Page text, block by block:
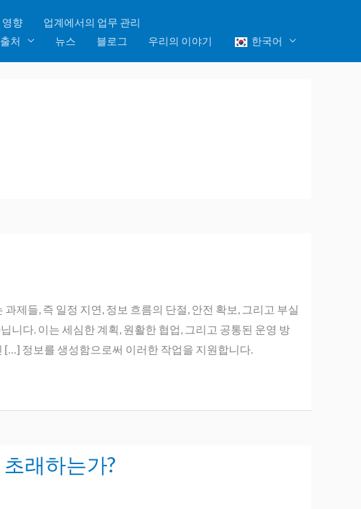
영향
업계에서의 업무 관리
처 뉴스 블로그 우리의 이야기 한국어
제들, 즉 일정 지연, 정보 흐름의 단절, 안전 확보, 그리고 부실
니다. 이는 세심한 계획, 원활한 협업, 그리고 공통된 운영 방
[…] 정보를 생성함으로써 이러한 작업을 지원합니다.
래하는가?